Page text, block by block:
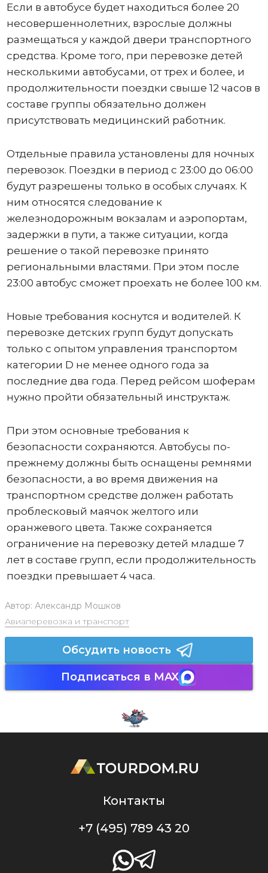
Если в автобусе будет находиться более 20
несовершеннолетних, взрослые должны
размещаться у каждой двери транспортного
средства. Кроме того, при перевозке детей
несколькими автобусами, от трех и более, и
продолжительности поездки свыше 12 часов в
составе группы обязательно должен
присутствовать медицинский работник.
Отдельные правила установлены для ночных
перевозок. Поездки в период с 23:00 до 06:00
будут разрешены только в особых случаях. К
ним относятся следование к
железнодорожным вокзалам и аэропортам,
задержки в пути, а также ситуации, когда
решение о такой перевозке принято
региональными властями. При этом после
23:00 автобус сможет проехать не более 100 км.
Новые требования коснутся и водителей. К
перевозке детских групп будут допускать
только с опытом управления транспортом
категории D не менее одного года за
последние два года. Перед рейсом шоферам
нужно пройти обязательный инструктаж.
При этом основные требования к
безопасности сохраняются. Автобусы по-
прежнему должны быть оснащены ремнями
безопасности, а во время движения на
транспортном средстве должен работать
проблесковый маячок желтого или
оранжевого цвета. Также сохраняется
ограничение на перевозку детей младше 7
лет в составе групп, если продолжительность
поездки превышает 4 часа.
Автор: Александр Мошков
Авиаперевозка и транспорт
Обсудить новость
Подписаться в MAX
Контакты
+7 (495) 789 43 20